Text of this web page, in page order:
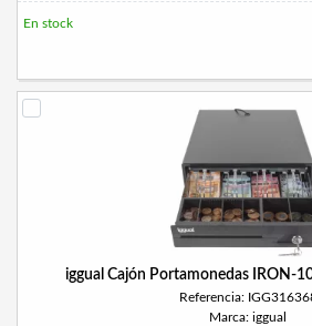
En stock
iggual Cajón Portamonedas IRON-
Referencia:
Marca: iggual